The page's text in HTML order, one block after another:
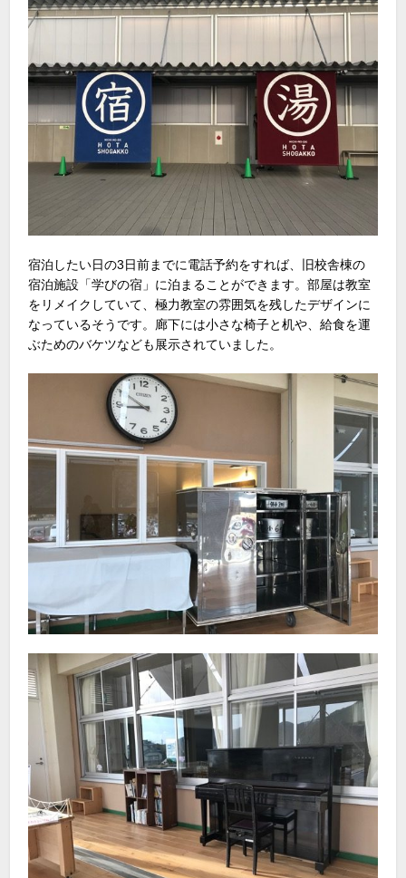
宿泊したい日の3日前までに電話予約をすれば、旧校舎棟の
宿泊施設「学びの宿」に泊まることができます。部屋は教室
をリメイクしていて、極力教室の雰囲気を残したデザインに
なっているそうです。廊下には小さな椅子と机や、給食を運
ぶためのバケツなども展示されていました。